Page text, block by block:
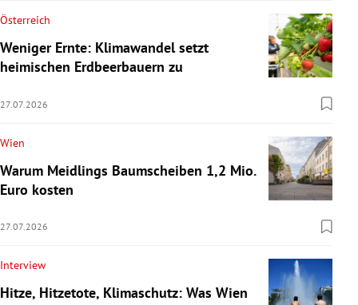
Österreich
Weniger Ernte: Klimawandel setzt
heimischen Erdbeerbauern zu
27.07.2026
Wien
Warum Meidlings Baumscheiben 1,2 Mio.
Euro kosten
27.07.2026
Interview
Hitze, Hitzetote, Klimaschutz: Was Wien